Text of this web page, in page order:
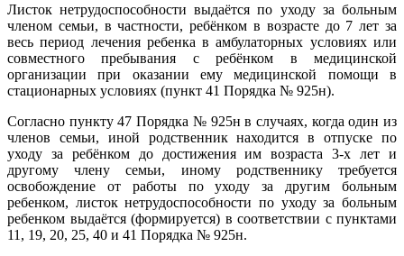
Листок нетрудоспособности выдаётся по уходу за больным
членом семьи, в частности, ребёнком в возрасте до 7 лет за
весь период лечения ребенка в амбулаторных условиях или
совместного пребывания с ребёнком в медицинской
организации при оказании ему медицинской помощи в
стационарных условиях (пункт 41 Порядка № 925н).
Согласно пункту 47 Порядка № 925н в случаях, когда один из
членов семьи, иной родственник находится в отпуске по
уходу за ребёнком до достижения им возраста 3-х лет и
другому члену семьи, иному родственнику требуется
освобождение от работы по уходу за другим больным
ребенком, листок нетрудоспособности по уходу за больным
ребенком выдаётся (формируется) в соответствии с пунктами
11, 19, 20, 25, 40 и 41 Порядка № 925н.